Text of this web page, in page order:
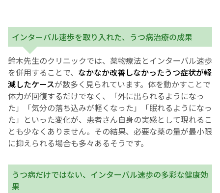
インターバル速歩を取り入れた、うつ病治療の成果
鈴木先生のクリニックでは、薬物療法とインターバル速歩
を併用することで、 なかなか改善しなかったうつ症状が軽
減したケースが数多く見られています。体を動かすことで
体力が回復するだけでなく、「外に出られるようになっ
た」「気分の落ち込みが軽くなった」「眠れるようになっ
た」といった変化が、患者さん自身の実感として現れるこ
とも少なくありません。その結果、必要な薬の量が最小限
に抑えられる場合も多々あるそうです。
うつ病だけではない、インターバル速歩の多彩な健康効
果